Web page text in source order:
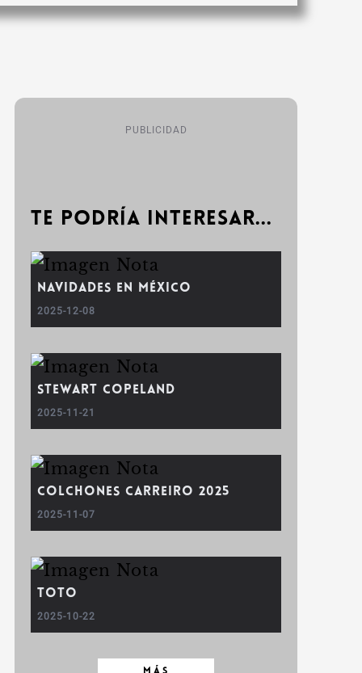
PUBLICIDAD
Te podría interesar...
Navidades en México
2025-12-08
Stewart Copeland
2025-11-21
COLCHONES CARREIRO 2025
2025-11-07
Toto
2025-10-22